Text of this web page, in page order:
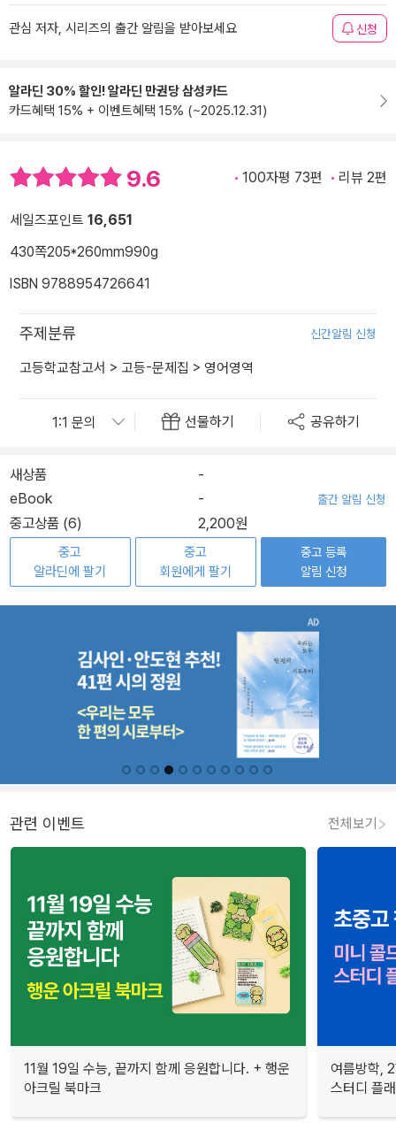
관심 저자, 시리즈의 출간 알림을 받아보세요 신청
알라딘 30% 할인! 알라딘 만권당 삼성카드
카드혜택 15% + 이벤트혜택 15% (~2025.12.31)
9.6 100자평 73편 리뷰 2편
세일즈포인트 16,651
430쪽205*260mm990g
ISBN 9788954726641
주제분류 신간알림 신청
고등학교참고서 > 고등-문제집 > 영어영역
선물하기 공유하기
새상품
-
eBook
- 출간 알림 신청
중고상품 (6) 2,200원
중고
알라딘에 팔기
중고
회원에게 팔기
중고 등록
알림 신청
관련 이벤트 전체보기
11월 19일 수능, 끝까지 함께 응원합니다. + 행운
아크릴 북마크
여름방학,
스터디 플